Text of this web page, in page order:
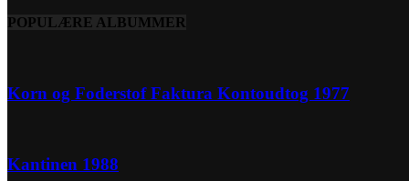
POPULÆRE ALBUMMER
Korn og Foderstof Faktura Kontoudtog 1977
Kantinen 1988